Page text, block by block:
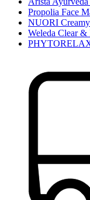
Propolia Face
NUORI
Weleda Clear &